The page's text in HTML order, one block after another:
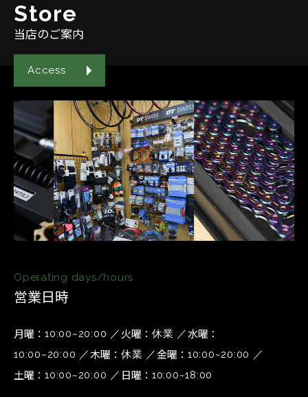
Store
当店のご案内
Access
Operating days/hours
営業日時
月曜 10:00~20:00 火曜 休業 水曜
10:00~20:00 木曜 休業 金曜 10:00~20:00
土曜 10:00~20:00 日曜 10:00~18:00